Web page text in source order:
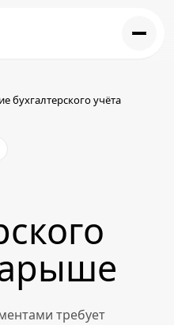
бухгалтерского учёта
требует